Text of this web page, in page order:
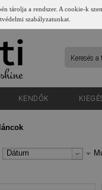
a rendszer. A cookie-k
szabályzatunkat.
KENDŐK
Dátum